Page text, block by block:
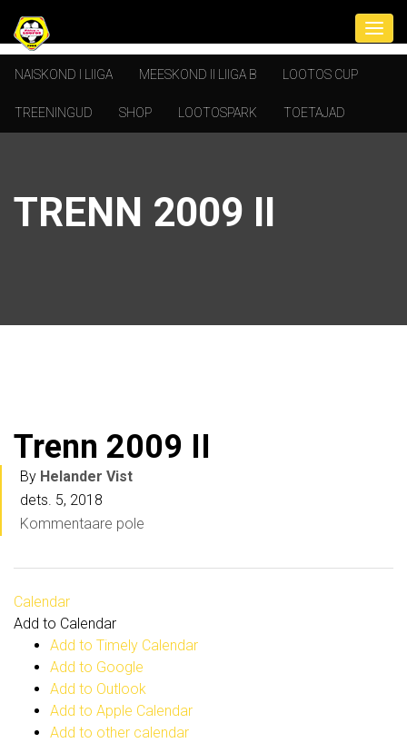
NAISKOND I LIIGA MEESKOND II LIIGA B LOOTOS CUP
TREENINGUD SHOP LOOTOSPARK TOETAJAD
TRENN 2009 II
Trenn 2009 II
By Helander Vist
dets. 5, 2018
Kommentaare pole
Calendar
Add to Calendar
Add to Timely Calendar
Add to Google
Add to Outlook
Add to Apple Calendar
Add to other calendar